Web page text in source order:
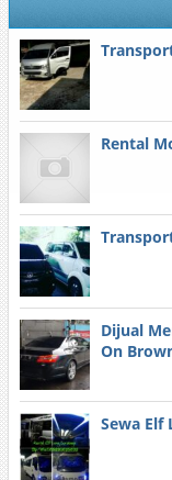
Rental
Dijual
On
Sewa Elf